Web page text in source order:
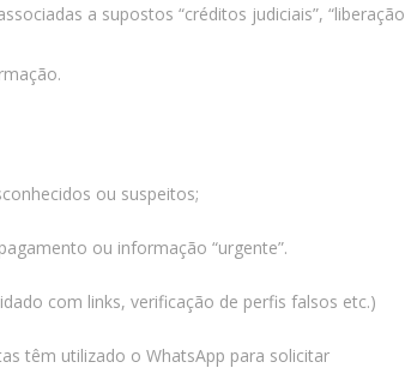
a supostos “créditos judiciais”, “liberação
ou suspeitos;
ou informação “urgente”.
com links, verificação de perfis falsos etc.)
têm utilizado o WhatsApp para solicitar